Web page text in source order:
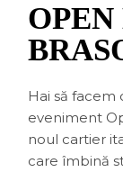
OPEN
Hai să facem
eveniment
noul cartier
care îmbină